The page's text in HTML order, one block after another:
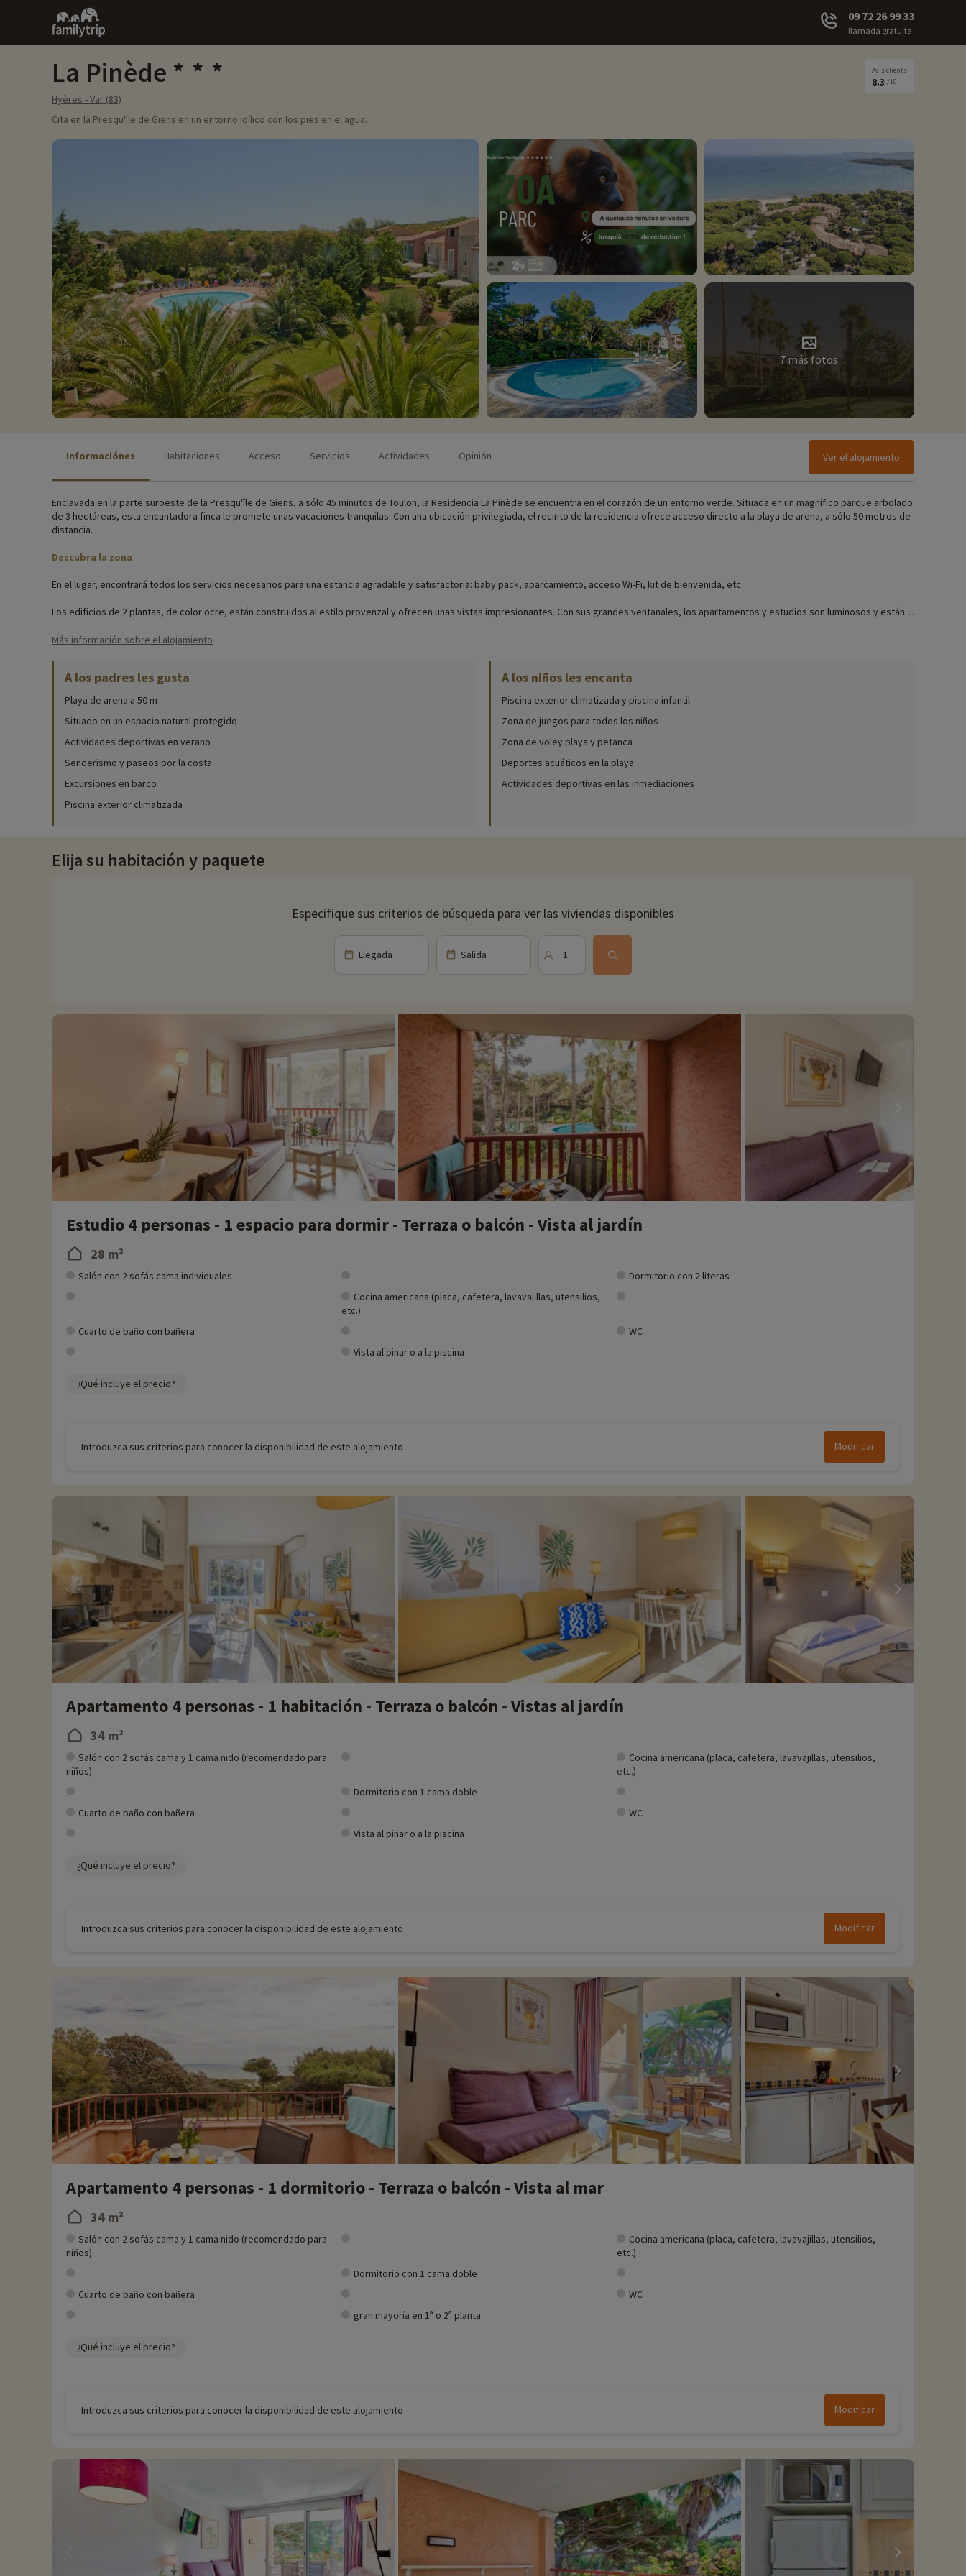
Family
trip
09 72 26 99 33
llamada gratuita
La Pinède
Hyères - Var (83)
Avis clients
8.3 /10
Cita en la Presqu'île de Giens en un entorno idílico con los pies en el agua.
7 más fotos
Informaciónes Habitaciones Acceso Servicios Actividades Opinión Ver el alojamiento
Enclavada en la parte suroeste de la Presqu'île de Giens, a sólo 45 minutos de Toulon, la Residencia La Pinède se encuentra en el corazón de un entorno verde. Situada en un magnífico parque arbolado
de 3 hectáreas, esta encantadora finca le promete unas vacaciones tranquilas. Con una ubicación privilegiada, el recinto de la residencia ofrece acceso directo a la playa de arena, a sólo 50 metros de
distancia.
Descubra la zona
En el lugar, encontrará todos los servicios necesarios para una estancia agradable y satisfactoria: baby pack, aparcamiento, acceso Wi-Fi, kit de bienvenida, etc.
Los edificios de 2 plantas, de color ocre, están construidos al estilo provenzal y ofrecen unas vistas impresionantes. Con sus grandes ventanales, los apartamentos y estudios son luminosos y están
Para obtener información precisa sobre las actividades disponibles in situ (fechas de apertura, edades de los clubes, contenido de los paquetes para bebés, etc.),
Aproveche el soleado clima de Var para darse un chapuzón en la piscina climatizada de la residencia, enclavada en el corazón de un espléndido pinar. Aproveche las tumbonas para un momento de
relax.
Porque la diversión es esencial en vacaciones, el camping ofrece diversas instalaciones de ocio, como una zona de juegos con casitas, juegos de muelle, un rocódromo y un tobogán, así como
terrenos deportivos para realizar diversas actividades. También se han previsto animaciones familiares para que su estancia sea aún más memorable.
Descubra la región y las actividades familiares
inolvidables caminatas.
En los alrededores, le esperan numerosas actividades familiares, desde equitación a karting, pasando por tenis. Hay para todos los gustos, lo que garantiza la diversión de todos.
Más información sobre el alojamiento
A los padres les gusta
Playa de arena a 50 m
Situado en un espacio natural protegido
Actividades deportivas en verano
Senderismo y paseos por la costa
Excursiones en barco
Piscina exterior climatizada
A los niños les encanta
Piscina exterior climatizada y piscina infantil
Zona de juegos para todos los niños
Zona de voley playa y petanca
Deportes acuáticos en la playa
Actividades deportivas en las inmediaciones
Elija su habitación y paquete
Especifique sus criterios de búsqueda para ver las viviendas disponibles
Llegada Salida 1
Estudio 4 personas - 1 espacio para dormir - Terraza o balcón - Vista al jardín
28 m²
Salón con 2 sofás cama individuales
Dormitorio con 2 literas
Cocina americana (placa, cafetera, lavavajillas, utensilios,
etc.)
Cuarto de baño con bañera
WC
Vista al pinar o a la piscina
¿Qué incluye el precio?
Introduzca sus criterios para conocer la disponibilidad de este alojamiento Modificar
Apartamento 4 personas - 1 habitación - Terraza o balcón - Vistas al jardín
34 m²
Salón con 2 sofás cama y 1 cama nido (recomendado para
niños)
Cocina americana (placa, cafetera, lavavajillas, utensilios,
etc.)
Dormitorio con 1 cama doble
Cuarto de baño con bañera
WC
Vista al pinar o a la piscina
¿Qué incluye el precio?
Introduzca sus criterios para conocer la disponibilidad de este alojamiento Modificar
Apartamento 4 personas - 1 dormitorio - Terraza o balcón - Vista al mar
34 m²
Salón con 2 sofás cama y 1 cama nido (recomendado para
niños)
Cocina americana (placa, cafetera, lavavajillas, utensilios,
etc.)
Dormitorio con 1 cama doble
Cuarto de baño con bañera
WC
gran mayoría en 1ª o 2ª planta
¿Qué incluye el precio?
Introduzca sus criterios para conocer la disponibilidad de este alojamiento Modificar